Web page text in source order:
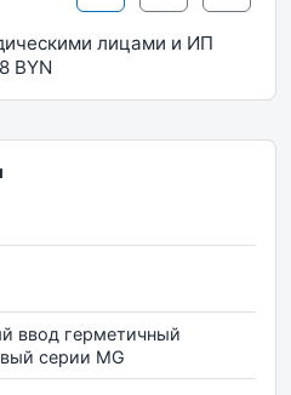
лицами и ИП
BYN
ввод герметичный
серии MG